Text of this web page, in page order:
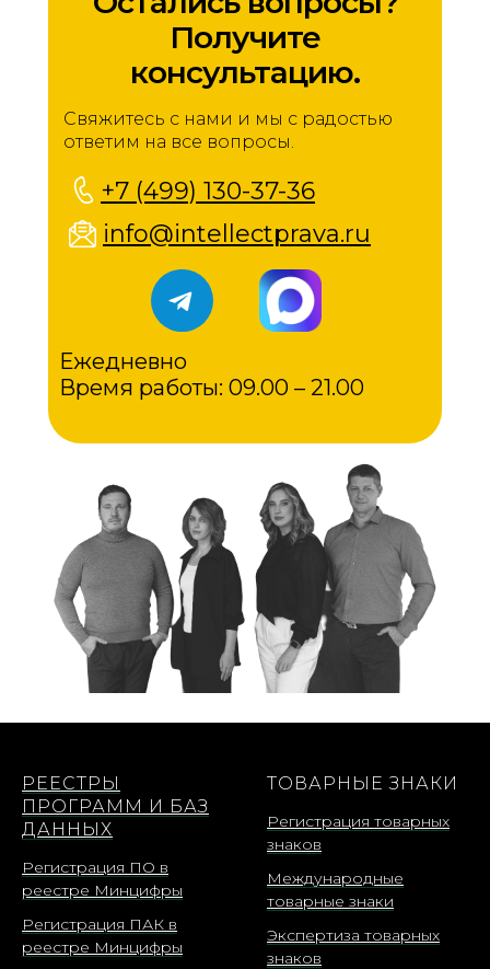
Свяжитесь с нами и мы с радостью
ответим на все вопросы.
+7 (499) 130-37-36
info@intellectprava.ru
Ежедневно
Время работы: 09.00 – 21.00
Получите
консультацию.
РЕЕСТРЫ
ПРОГРАММ И БАЗ
ДАННЫХ
Регистрация ПО в
реестре Минцифры
Регистрация ПАК в
реестре Минцифры
ТОВАРНЫЕ ЗНАКИ
Регистрация товарных
знаков
Международные
товарные знаки
Экспертиза товарных
знаков